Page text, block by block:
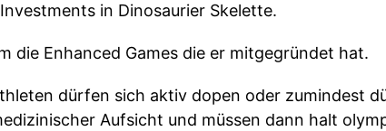
in Dinosaurier Skelette.
die Enhanced Games die er mitgegründet hat.
dürfen sich aktiv dopen oder zumindest
Aufsicht und müssen dann halt